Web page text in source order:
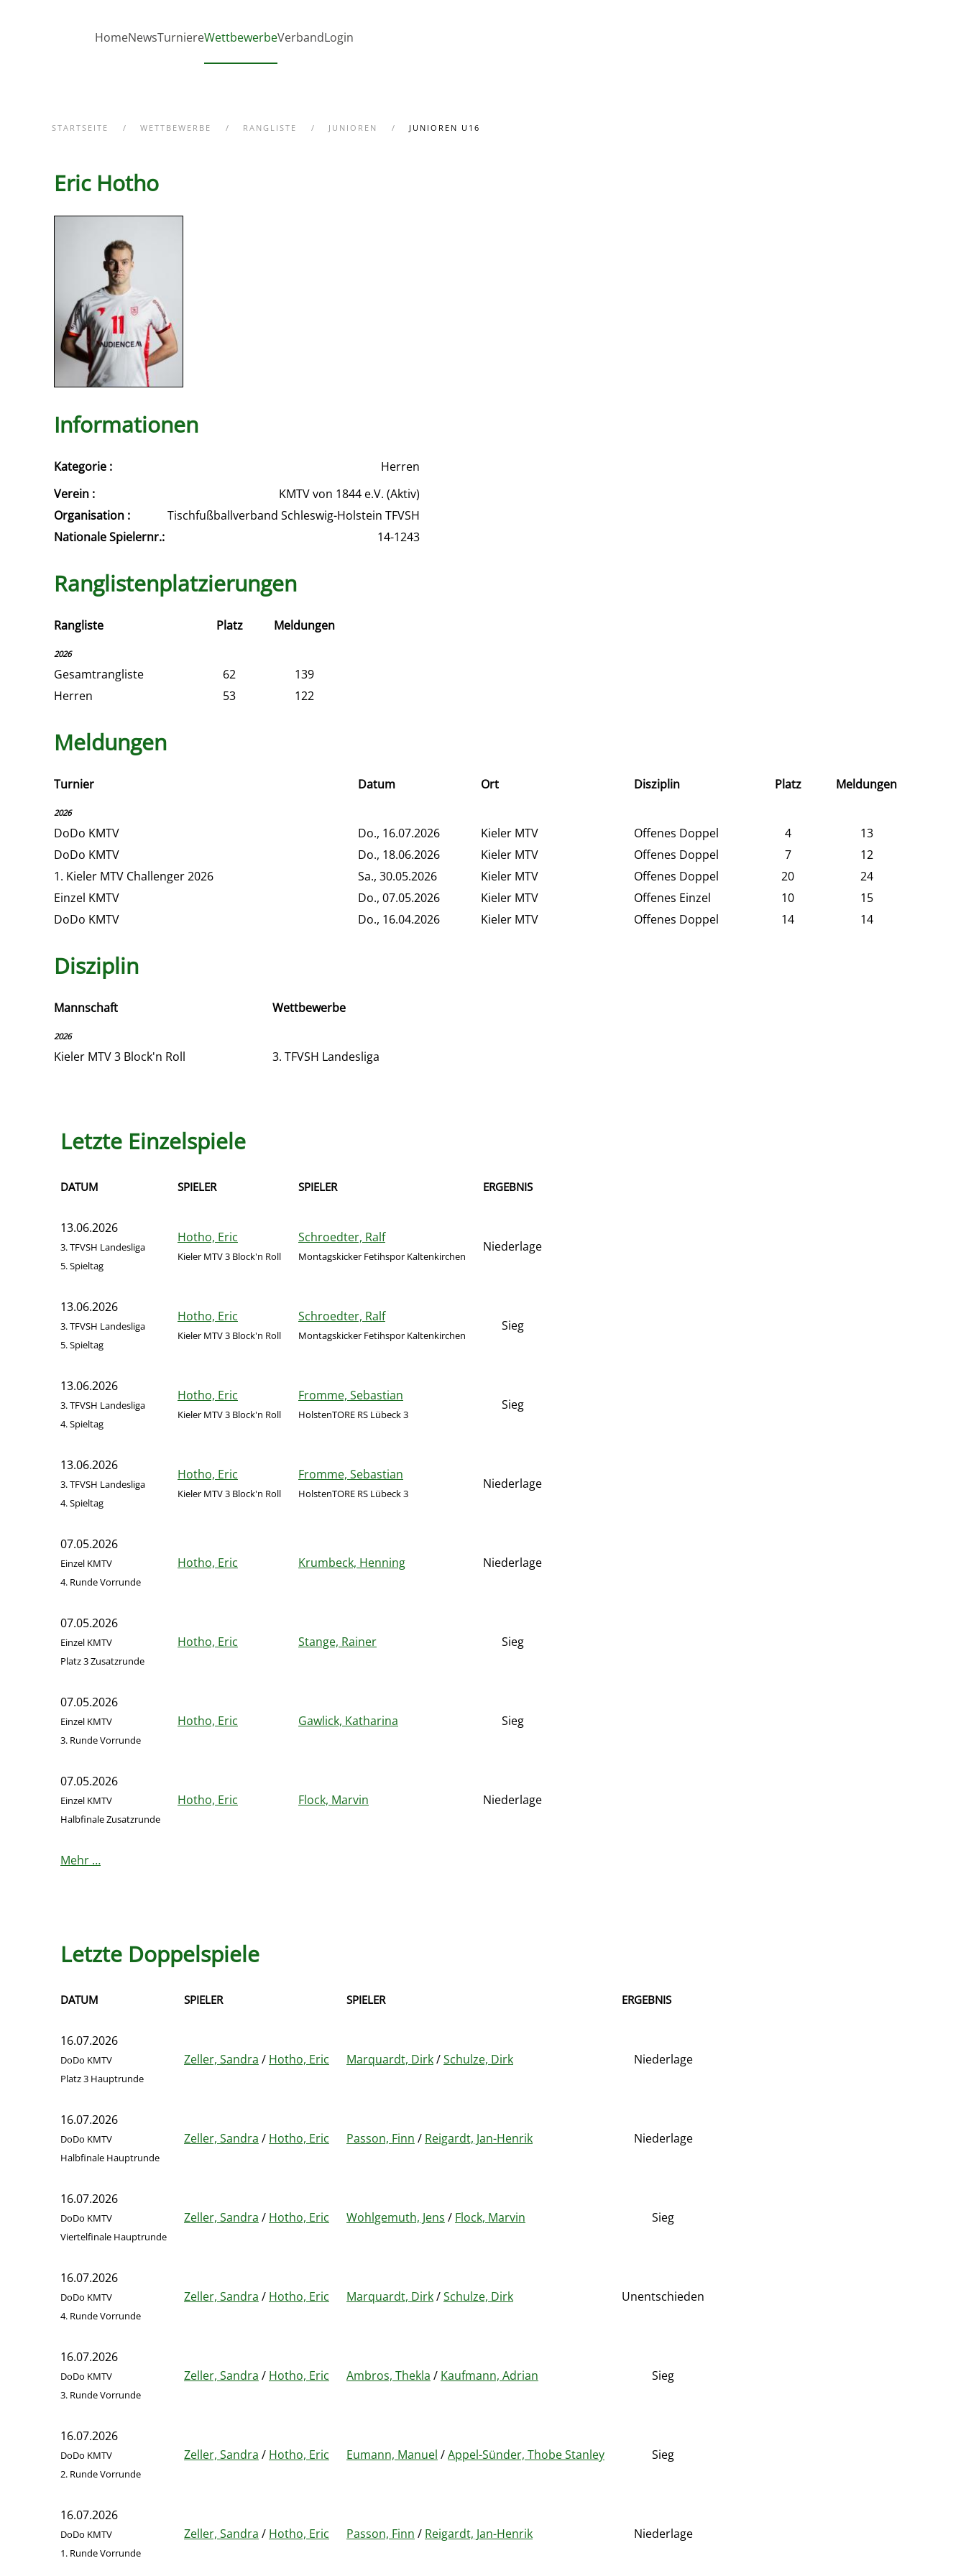
Zum Hauptinhalt springen
HomeNewsTurniereWettbewerbeVerbandLogin
STARTSEITE WETTBEWERBE RANGLISTE JUNIOREN JUNIOREN U16
Eric Hotho
Informationen
Kategorie :
Herren
Verein :
KMTV von 1844 e.V. (Aktiv)
Organisation :
Tischfußballverband Schleswig-Holstein TFVSH
Nationale Spielernr.:
14-1243
Ranglistenplatzierungen
Rangliste Platz Meldungen
2026
Gesamtrangliste 62
139
Herren
53 122
Meldungen
Turnier Datum Ort Disziplin Platz Meldungen
2026
DoDo KMTV Do., 16.07.2026 Kieler MTV Offenes Doppel 4
13
DoDo KMTV
Do., 18.06.2026 Kieler MTV Offenes Doppel 7
12
1. Kieler MTV Challenger 2026
Sa., 30.05.2026 Kieler MTV Offenes Doppel 20
24
Einzel KMTV
Do., 07.05.2026 Kieler MTV Offenes Einzel 10
15
DoDo KMTV
Do., 16.04.2026 Kieler MTV Offenes Doppel 14 14
Disziplin
Mannschaft Wettbewerbe
2026
Kieler MTV 3 Block'n Roll 3. TFVSH Landesliga
Letzte Einzelspiele
DATUM SPIELER SPIELER ERGEBNIS
13.06.2026
3. TFVSH Landesliga
5. Spieltag
Hotho, Eric
Kieler MTV 3 Block'n Roll
Schroedter, Ralf
Montagskicker Fetihspor Kaltenkirchen
Niederlage
13.06.2026
3. TFVSH Landesliga
5. Spieltag
Hotho, Eric
Kieler MTV 3 Block'n Roll
Schroedter, Ralf
Montagskicker Fetihspor Kaltenkirchen
Sieg
13.06.2026
3. TFVSH Landesliga
4. Spieltag
Hotho, Eric
Kieler MTV 3 Block'n Roll
Fromme, Sebastian
HolstenTORE RS Lübeck 3
Sieg
13.06.2026
3. TFVSH Landesliga
4. Spieltag
Hotho, Eric
Kieler MTV 3 Block'n Roll
Fromme, Sebastian
HolstenTORE RS Lübeck 3
Niederlage
07.05.2026
Einzel KMTV
4. Runde Vorrunde
Hotho, Eric Krumbeck, Henning Niederlage
07.05.2026
Einzel KMTV
Platz 3 Zusatzrunde
Hotho, Eric Stange, Rainer Sieg
07.05.2026
Einzel KMTV
3. Runde Vorrunde
Hotho, Eric Gawlick, Katharina Sieg
07.05.2026
Einzel KMTV
Halbfinale Zusatzrunde
Hotho, Eric Flock, Marvin Niederlage
Mehr …
Letzte Doppelspiele
DATUM SPIELER SPIELER ERGEBNIS
16.07.2026
DoDo KMTV
Platz 3 Hauptrunde
Zeller, Sandra / Hotho, Eric Marquardt, Dirk/Schulze, Dirk Niederlage
16.07.2026
DoDo KMTV
Halbfinale Hauptrunde
Zeller, Sandra / Hotho, Eric Passon, Finn / Reigardt, Jan-Henrik Niederlage
16.07.2026
DoDo KMTV
Viertelfinale Hauptrunde
Zeller, Sandra / Hotho, Eric Wohlgemuth, Jens / Flock, Marvin Sieg
16.07.2026
DoDo KMTV
4. Runde Vorrunde
Zeller, Sandra / Hotho, Eric Marquardt, Dirk/Schulze, Dirk Unentschieden
16.07.2026
DoDo KMTV
3. Runde Vorrunde
Zeller, Sandra / Hotho, Eric Ambros, Thekla / Kaufmann, Adrian Sieg
16.07.2026
DoDo KMTV
2. Runde Vorrunde
Zeller, Sandra / Hotho, Eric Eumann, Manuel /Appel-Sünder, Thobe Stanley Sieg
16.07.2026
DoDo KMTV
1. Runde Vorrunde
Zeller, Sandra / Hotho, Eric Passon, Finn / Reigardt, Jan-Henrik Niederlage